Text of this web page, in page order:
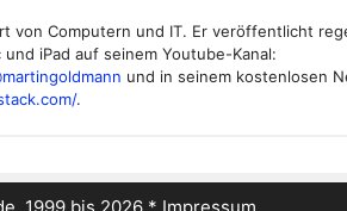
von Computern und IT. Er veröffentlicht
iPad auf seinem Youtube-Kanal:
und in seinem kostenlosen
.
1999 bis 2026 * Impressum